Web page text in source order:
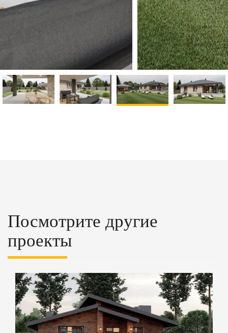
Посмотрите другие
проекты